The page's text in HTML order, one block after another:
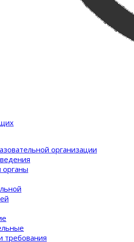
организации
органы
требования